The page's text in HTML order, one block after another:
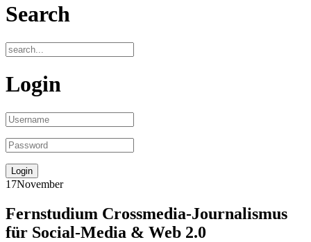
Search
Login
17November
Fernstudium Crossmedia-Journalismus
für Social-Media & Web 2.0